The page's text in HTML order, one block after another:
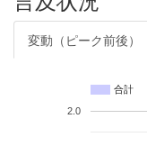
変動（ピーク前後）
合計
2.0